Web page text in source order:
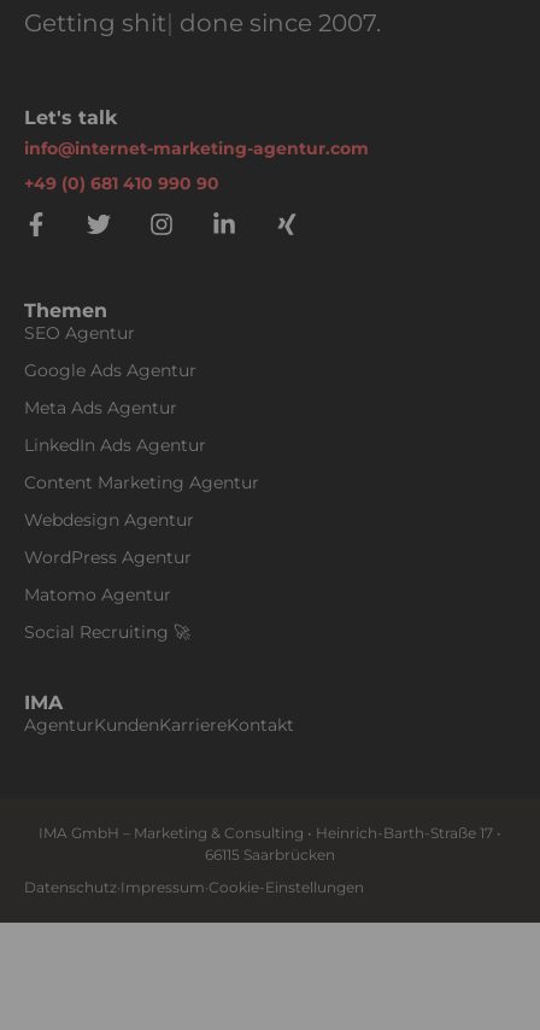
Getting dream|done since 2007.
Let's talk
info@internet-marketing-agentur.com
+49 (0) 681 410 990 90
Themen
SEO Agentur
Google Ads Agentur
Meta Ads Agentur
LinkedIn Ads Agentur
Content Marketing Agentur
Webdesign Agentur
WordPress Agentur
Matomo Agentur
Social Recruiting 🚀
IMA
AgenturKundenKarriereKontakt
IMA GmbH – Marketing & Consulting • Heinrich-Barth-Straße 17 •
66115 Saarbrücken
Datenschutz·Impressum·Cookie-Einstellungen